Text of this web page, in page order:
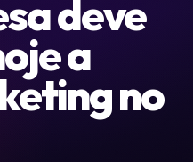
deve
a
no